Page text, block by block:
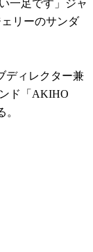
一足です」ジャ
リーのサンダ
ディレクター兼
ド「AKIHO